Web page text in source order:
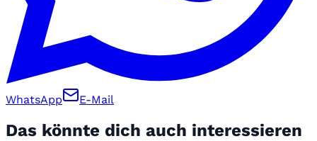
WhatsApp E-Mail
Das könnte dich auch interessieren